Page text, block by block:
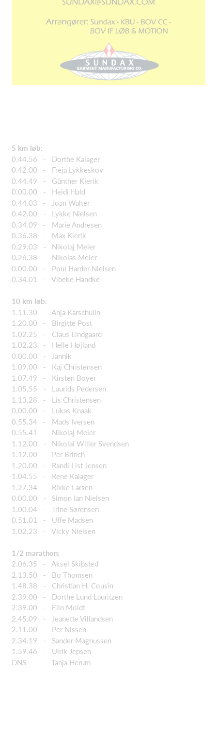
5 km løb:
0.44.56 - Dorthe Kalager
0.42.00 - Freja Lykkeskov
0.44.49 - Günther Kierik
0.00.00 - Heidi Hald
0.44.03 - Joan Walter
0.42.00 - Lykke Nielsen
0.34.09 - Marie Andresen
0.36.38 - Max Kierik
0.29.03 - Nikolaj Meier
0.26.38 - Nikolas Meier
0.00.00 - Poul Harder Nielsen
0.34.01 - Vibeke Handke
10 km løb:
1.11.30 - Anja Karschulin
1.20.00 - Birgitte Post
1.02.25 - Claus Lindgaard
1.02.23 - Helle Højland
0.00.00 - Jannik
1.09.00 - Kaj Christensen
1.07.49 - Kirsten Boyer
1.05.55 - Laurids Pedersen
1.13.28 - Lis Christensen
0.00.00 - Lukas Knaak
0.55.34 - Mads Iversen
0.55.41 - Nikolaj Meier
1.12.00 - Nikolai Willer Svendsen
1.12.00 - Per Brinch
1.20.00 - Randi List Jensen
1.04.55 - René Kalager
1.27.34 - Rikke Larsen
0.00.00 - Simon Ian Nielsen
1.00.04 - Trine Sørensen
0.51.01 - Uffe Madsen
1.02.23 - Vicky Nielsen
1/2 marathon:
2.06.35 - Aksel Skibsted
2.13.50 - Bo Thomsen
1.48.38 - Christian H. Cousin
2.39.00 - Dorthe Lund Lauritzen
2.39.00 - Elin Moldt
2.45.09 - Jeanette Villandsen
2.11.00 - Per Nissen
2.34.19 - Sander Magnussen
1.59.46 - Ulrik Jepsen
DNS Tanja Herum